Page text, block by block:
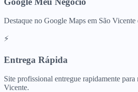
Destaque no Google Maps em São Vicente
⚡
Entrega Rápida
Site profissional entregue rapidamente para
Vicente.